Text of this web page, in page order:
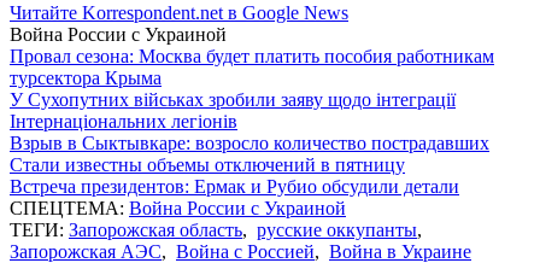
Читайте Korrespondent.net в Google News
Война России с Украиной
Провал сезона: Москва будет платить пособия работникам
турсектора Крыма
У Сухопутних військах зробили заяву щодо інтеграції
Інтернаціональних легіонів
Взрыв в Сыктывкаре: возросло количество пострадавших
Стали известны объемы отключений в пятницу
Встреча президентов: Ермак и Рубио обсудили детали
СПЕЦТЕМА: Война России с Украиной
ТЕГИ: Запорожская область, русские оккупанты,
Запорожская АЭС, Война с Россией, Война в Украине